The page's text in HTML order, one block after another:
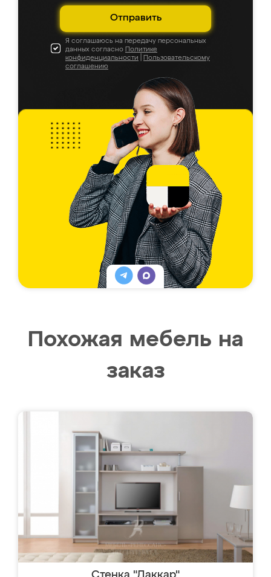
Отправить
Я соглашаюсь на передачу персональных
данных согласно Политике
конфиденциальности
Пользовательскому
соглашению
Похожая мебель на
заказ